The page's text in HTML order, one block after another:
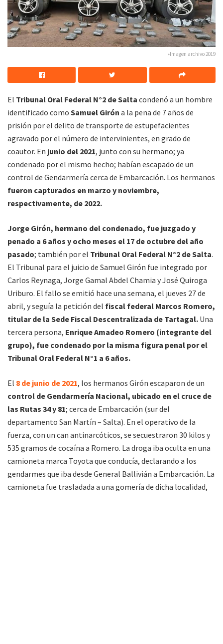
»Imagen archivo 2019
El Tribunal Oral Federal N°2 de Salta condenó a un hombre
identificado como Samuel Girón a la pena de 7 años de
prisión por el delito de transporte de estupefacientes
agravado por el número de intervinientes, en grado de
coautor. En junio del 2021, junto con su hermano; ya
condenado por el mismo hecho; habían escapado de un
control de Gendarmería cerca de Embarcación. Los hermanos
fueron capturados en marzo y noviembre,
respectivamente, de 2022.
Jorge Girón, hermano del condenado, fue juzgado y
penado a 6 años y ocho meses el 17 de octubre del año
pasado; también por el Tribunal Oral Federal N°2 de Salta.
El Tribunal para el juicio de Samuel Girón fue integrado por
Carlos Reynaga, Jorge Gamal Abdel Chamia y José Quiroga
Uriburo. El fallo se emitió hace una semana, el jueves 27 de
abril, y seguía la petición del fiscal federal Marcos Romero,
titular de la Sede Fiscal Descentralizada de Tartagal. Una
tercera persona, Enrique Amadeo Romero (integrante del
grupo), fue condenado por la misma figura penal por el
Tribunal Oral Federal N°1 a 6 años.
El 8 de junio de 2021, los hermanos Girón escaparon de un
control de Gendarmería Nacional, ubicado en el cruce de
las Rutas 34 y 81; cerca de Embarcación (sur del
departamento San Martín – Salta). En el operativo de la
fuerza, con un can antinarcóticos, se secuestraron 30 kilos y
535 gramos de cocaína a Romero. La droga iba oculta en una
camioneta marca Toyota que conducía, declarando a los
gendarmes que iba desde General Ballivián a Embarcación. La
camioneta fue trasladada a una gomería de dicha localidad,